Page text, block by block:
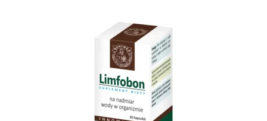
przyczynia się także do zmniejszenia uczucia zmęczenia
i znużenia. Witamina C pomaga w prawidłowej produkcji
kolagenu, zapewniając w efekcie poprawne funkcjonowanie
skóry, naczyń krwionośnych, dziąseł, kości, chrząstek
i zębów. Ponadto witamina C zwiększa przyswajanie żelaza
oraz jest pomocna w regeneracji zredukowanej formy